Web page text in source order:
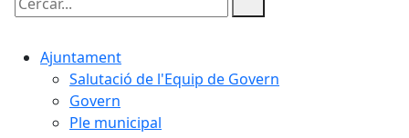
Cercar:
Ajuntament
Salutació de l'Equip de Govern
Govern
Ple municipal